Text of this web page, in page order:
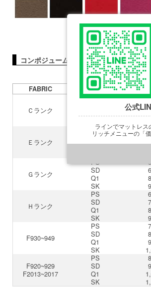
コンポジューム COMPOSIUM
FABRIC SIZE フレ
Ｃランク
PS
Q1
SK
Ｅランク
PS
SD
Q1
Ｇランク
PS
SD
Q1
SK
Ｈランク
PS
SD
Q1
SK
F930~949
PS
SD
Q1
SK
F920~929
F2013~2017
PS
SD
Q1
SK
公式
ラインでマットレス
リッチメニューの「
https://